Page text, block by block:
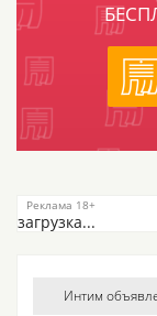
загрузка...
Интим